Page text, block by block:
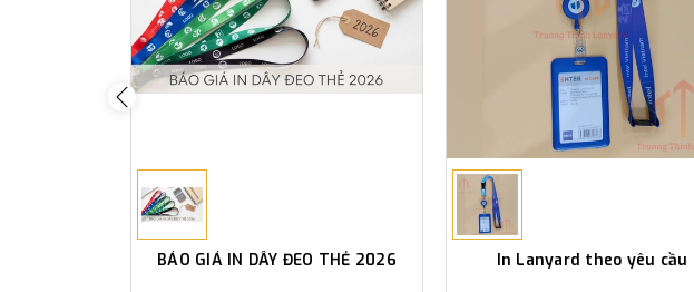
BÁO GIÁ IN DÂY ĐEO THẺ 2026 In Lanyard theo yêu cầu